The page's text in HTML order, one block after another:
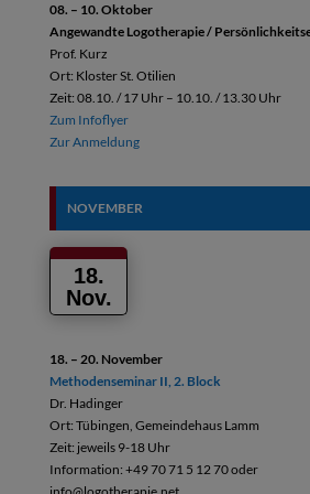
08. – 10. Oktober
Angewandte Logotherapie /
Prof. Kurz
Ort: Kloster St. Otilien
Zeit: 08.10. / 17 Uhr – 10.10. / 13.30 Uhr
Zum Infoflyer
Zur Anmeldung
NOVEMBER
18.
Nov.
18. – 20. November
Methodenseminar II, 2. Block
Dr. Hadinger
Ort: Tübingen, Gemeindehaus Lamm
Zeit: jeweils 9-18 Uhr
Information: +49 70 71 5 12 70 oder